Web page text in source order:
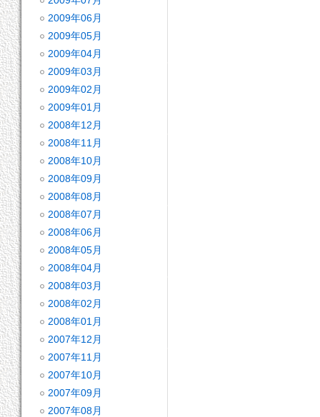
2009年06月
2009年05月
2009年04月
2009年03月
2009年02月
2009年01月
2008年12月
2008年11月
2008年10月
2008年09月
2008年08月
2008年07月
2008年06月
2008年05月
2008年04月
2008年03月
2008年02月
2008年01月
2007年12月
2007年11月
2007年10月
2007年09月
2007年08月